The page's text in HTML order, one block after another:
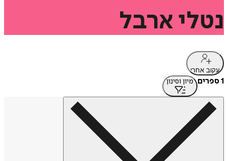
נטלי ארבל
עקוב אחרי
1 ספרים מיון וסינון